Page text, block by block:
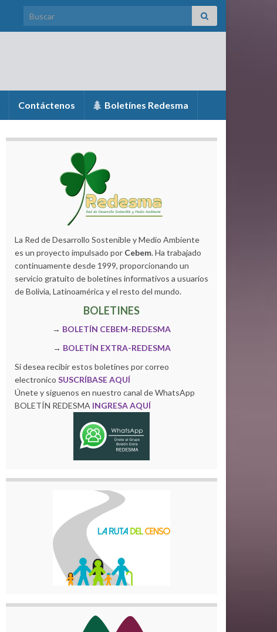
Search for:
Contáctenos Boletínes Redesma
La Red de Desarrollo Sostenible y Medio Ambiente
es un proyecto impulsado por Cebem. Ha trabajado
continuamente desde 1999, proporcionando un
servicio gratuito de boletines informativos a usuarios
de Bolivia, Latinoamérica y el resto del mundo.
BOLETINES
→ BOLETÍN CEBEM-REDESMA
→ BOLETÍN EXTRA-REDESMA
Si desea recibir estos boletines por correo
electronico SUSCRÍBASE AQUÍ
Únete y siguenos en nuestro canal de WhatsApp
BOLETÍN REDESMA INGRESA AQUÍ